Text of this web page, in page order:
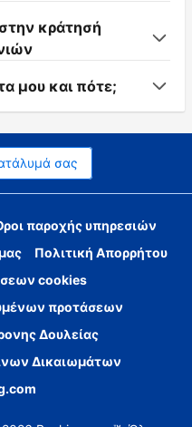
κράτησή
μου και πότε;
σας
παροχής υπηρεσιών
Πολιτική Απορρήτου
cookies
προτάσεων
Δουλείας
Δικαιωμάτων